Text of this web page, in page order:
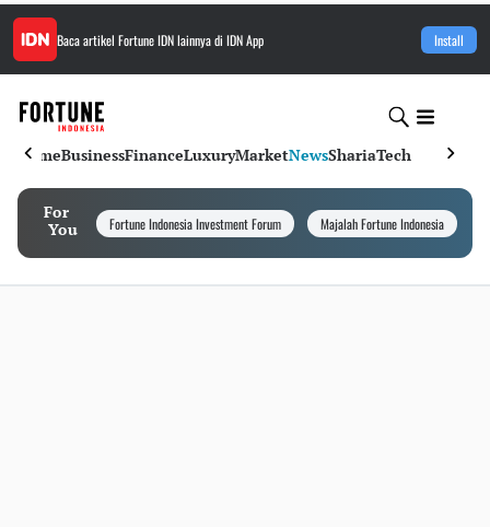
Baca artikel Fortune IDNlainnya di IDN App Install
HomeBusinessFinanceLuxuryMarketNewsShariaTech
For
You
Fortune Indonesia Investment Forum Majalah Fortune Indonesia